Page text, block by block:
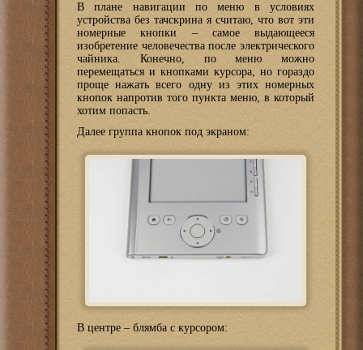
В плане навигации по меню в условиях
устройства без тачскрина я считаю, что вот эти
номерные кнопки – самое выдающееся
изобретение человечества после электрического
чайника. Конечно, по меню можно
перемещаться и кнопками курсора, но гораздо
проще нажать всего одну из этих номерных
кнопок напротив того пункта меню, в который
хотим попасть.
Далее группа кнопок под экраном:
В центре – блямба с курсором: